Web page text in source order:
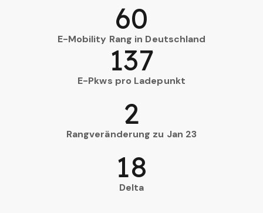
E-Mobility Rang in Deutschland
60
E-Pkws pro Ladepunkt
137
Rangveränderung zu Jan 23
2
Delta
18